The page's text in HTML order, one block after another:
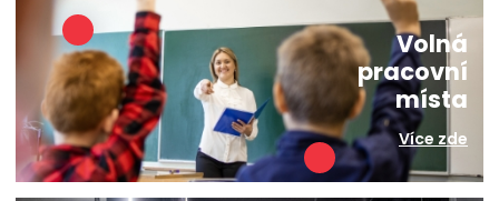
Volná
pracovní
místa
Více zde